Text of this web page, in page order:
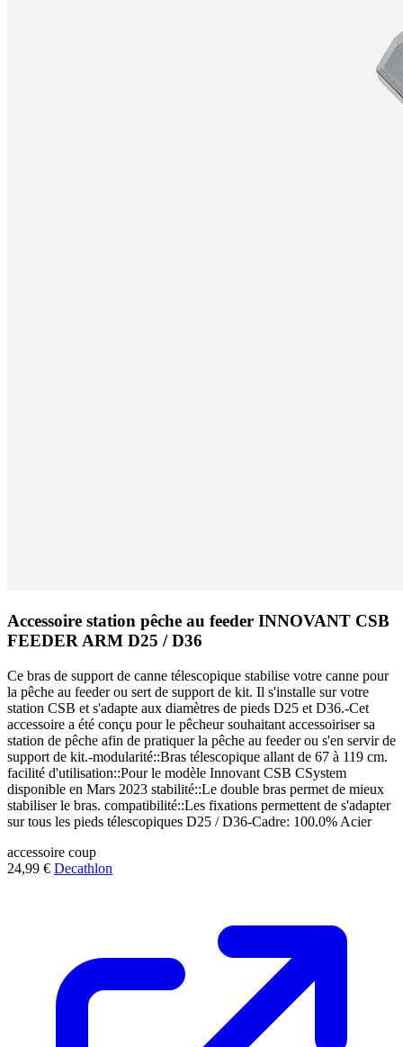
Accessoire station pêche au feeder INNOVANT CSB
FEEDER ARM D25 / D36
Ce bras de support de canne télescopique stabilise votre canne pour
la pêche au feeder ou sert de support de kit. Il s'installe sur votre
station CSB et s'adapte aux diamètres de pieds D25 et D36.-Cet
accessoire a été conçu pour le pêcheur souhaitant accessoiriser sa
station de pêche afin de pratiquer la pêche au feeder ou s'en servir de
support de kit.-modularité::Bras télescopique allant de 67 à 119 cm.
facilité d'utilisation::Pour le modèle Innovant CSB CSystem
disponible en Mars 2023 stabilité::Le double bras permet de mieux
stabiliser le bras. compatibilité::Les fixations permettent de s'adapter
sur tous les pieds télescopiques D25 / D36-Cadre: 100.0% Acier
accessoire coup
24,99 € Decathlon